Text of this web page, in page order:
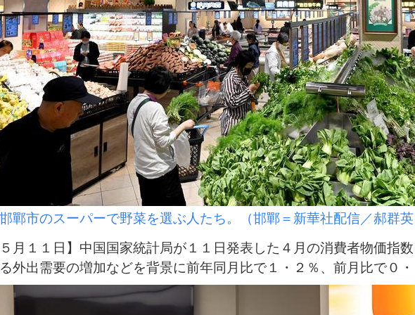
鄲市のスーパーで野菜を選ぶ人たち。（邯鄲＝新華社配信／郝群
月１１日】中国国家統計局が１１日発表した４月の消費者物価指
外出需要の増加などを背景に前年同月比で１・２％、前月比で０